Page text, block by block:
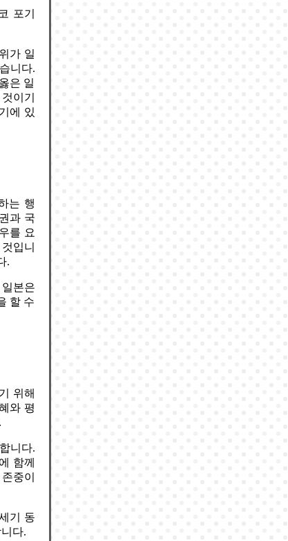
포기
가 일
니다.
은 일
이기
에 있
는 행
과 국
를 요
입니
.
본은
할 수
위해
와 평
니다.
함께
중이
기 동
다.